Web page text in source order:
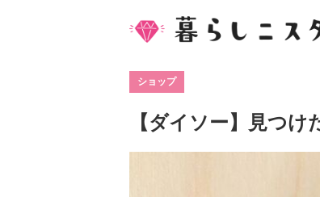
ショップ
【ダイソー】見つ